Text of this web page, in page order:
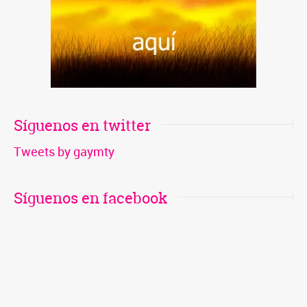
ventana nueva) Correo electrónico
Síguenos en twitter
Tweets by gaymty
Síguenos en facebook